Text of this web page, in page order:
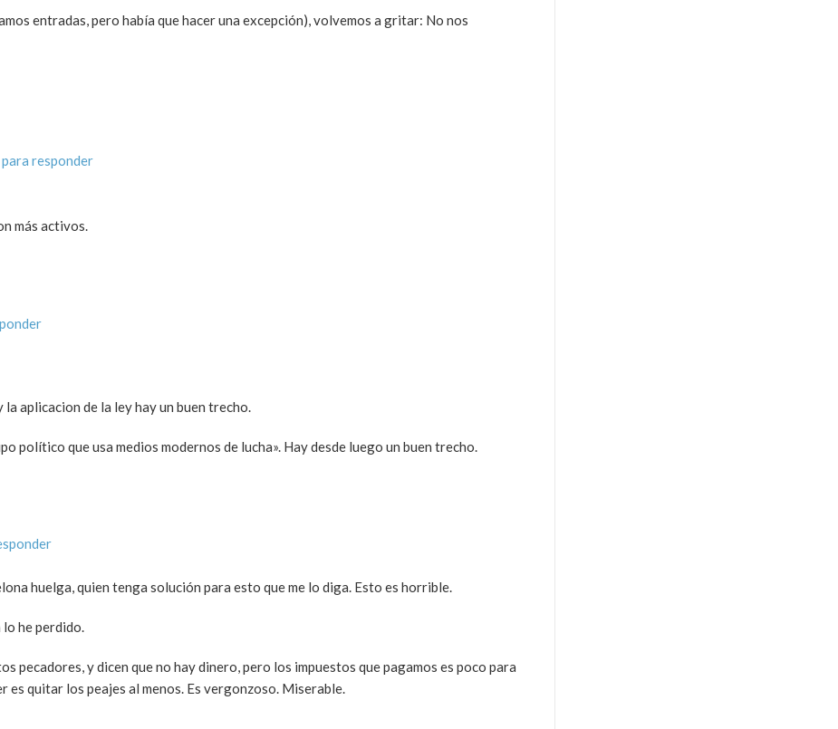
entradas, pero había que hacer una excepción), volvemos a gritar: No nos
responder
más activos.
aplicacion de la ley hay un buen trecho.
político que usa medios modernos de lucha». Hay desde luego un buen trecho.
huelga, quien tenga solución para esto que me lo diga. Esto es horrible.
lo he perdido.
pecadores, y dicen que no hay dinero, pero los impuestos que pagamos es poco para
es quitar los peajes al menos. Es vergonzoso. Miserable.